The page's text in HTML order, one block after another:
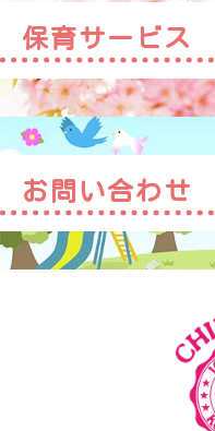
保育サービス
お問い合わせ